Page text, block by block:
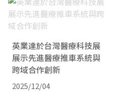
英業達於台灣醫療科技展
展示先進醫療推車系統與
跨域合作創新
2025/12/04